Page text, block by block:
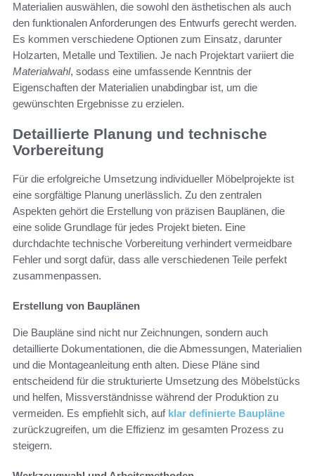
Materialien auswählen, die sowohl den ästhetischen als auch
den funktionalen Anforderungen des Entwurfs gerecht werden.
Es kommen verschiedene Optionen zum Einsatz, darunter
Holzarten, Metalle und Textilien. Je nach Projektart variiert die
Materialwahl, sodass eine umfassende Kenntnis der
Eigenschaften der Materialien unabdingbar ist, um die
gewünschten Ergebnisse zu erzielen.
Detaillierte Planung und technische
Vorbereitung
Für die erfolgreiche Umsetzung individueller Möbelprojekte ist
eine sorgfältige Planung unerlässlich. Zu den zentralen
Aspekten gehört die Erstellung von präzisen Bauplänen, die
eine solide Grundlage für jedes Projekt bieten. Eine
durchdachte technische Vorbereitung verhindert vermeidbare
Fehler und sorgt dafür, dass alle verschiedenen Teile perfekt
zusammenpassen.
Erstellung von Bauplänen
Die Baupläne sind nicht nur Zeichnungen, sondern auch
detaillierte Dokumentationen, die die Abmessungen, Materialien
und die Montageanleitung enth alten. Diese Pläne sind
entscheidend für die strukturierte Umsetzung des Möbelstücks
und helfen, Missverständnisse während der Produktion zu
vermeiden. Es empfiehlt sich, auf klar definierte Baupläne
zurückzugreifen, um die Effizienz im gesamten Prozess zu
steigern.